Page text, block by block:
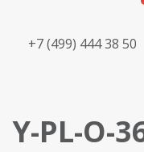
+7 (499) 444 38 50
Y-PL-O-